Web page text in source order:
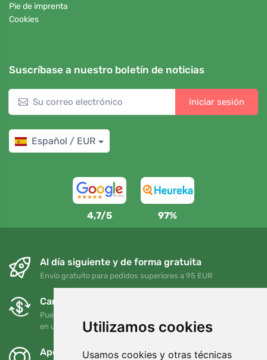
Utilizamos cookies
Usamos cookies y otras técnicas
Pie de imprenta
Cookies
Suscríbase a nuestro boletín de noticias
Iniciar sesión
Español / EUR
4,7/5 97%
Al día siguiente y de forma gratuita
Envío gratuito para pedidos superiores a 95 EUR
Cambios y devoluciones gratuitos
Puede devolver o cambiar su pedido en cualquier momento
en un plazo de 90 días
Apoyamos a Trees.org